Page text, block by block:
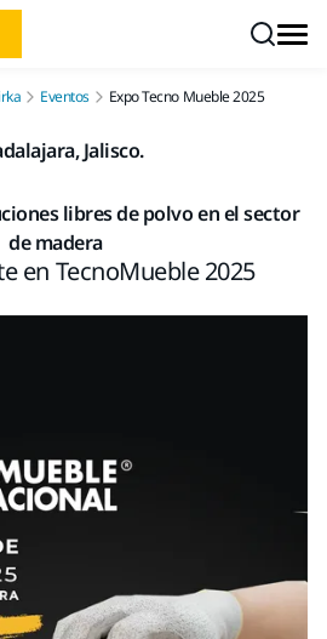
Eventos Expo Tecno Mueble 2025
Jalisco.
libres de polvo en el sector
de madera
en TecnoMueble 2025